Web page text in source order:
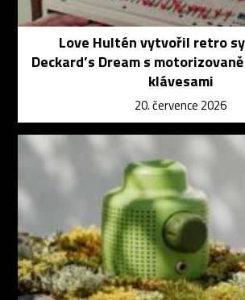
Love Hultén vytvořil retro
Deckard’s Dream s
klávesami
20. července 2026